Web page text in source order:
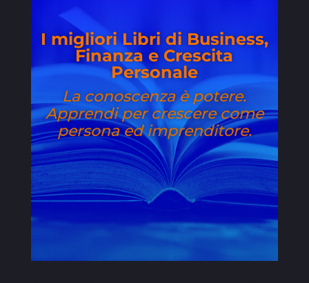
I migliori Libri di Business,
Finanza e Crescita
Personale
La conoscenza è potere.
Apprendi per crescere come
persona ed imprenditore.